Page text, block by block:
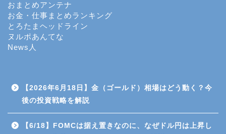
おまとめアンテナ
お金・仕事まとめランキング
とろたまヘッドライン
ヌルポあんてな
News人
【2026年6月18日】金（ゴールド）相場はどう動く？今
後の投資戦略を解説
【6/18】FOMCは据え置きなのに、なぜドル円は上昇し
商品先物取引
投資信託